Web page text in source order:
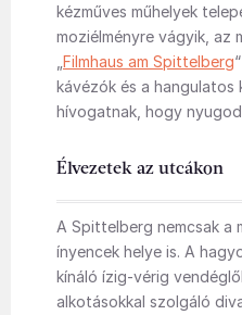
kézműves műhelyek
moziélményre vágyik, az
Filmhaus am Spittelberg
kávézók és a hangulatos
hívogatnak, hogy
Élvezetek az utcákon
A Spittelberg nemcsak a
ínyencek helye is. A
kínáló ízig-vérig
alkotásokkal szolgáló